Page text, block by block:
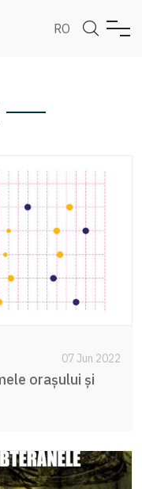
RO
07 Jun 2022
orașului și